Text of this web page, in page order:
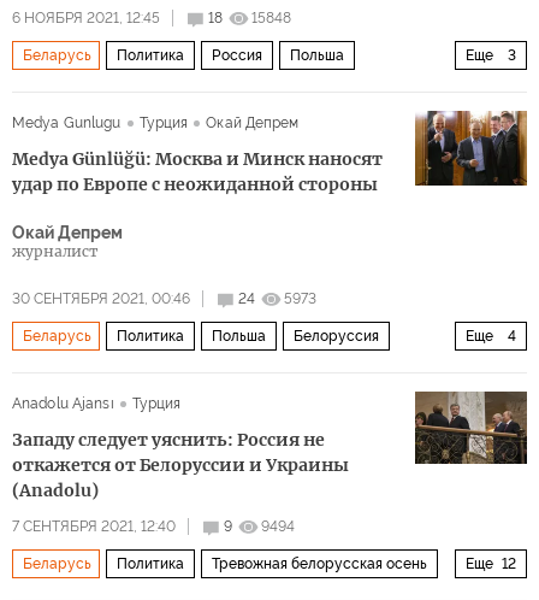
6 НОЯБРЯ 2021, 12:45 18 15848
Еще 3
Беларусь Политика Россия Польша
Medya Gunlugu Турция Окай Депрем
Medya Günlüğü: Москва и Минск наносят
удар по Европе с неожиданной стороны
Окай Депрем
журналист
30 СЕНТЯБРЯ 2021, 00:46 24 5973
Еще 4
Беларусь Политика Польша Белоруссия
Anadolu Ajansı
Турция
Западу следует уяснить: Россия не
откажется от Белоруссии и Украины
(Anadolu)
7 СЕНТЯБРЯ 2021, 12:40 9 9494
Еще 12
Беларусь Политика Тревожная белорусская осень